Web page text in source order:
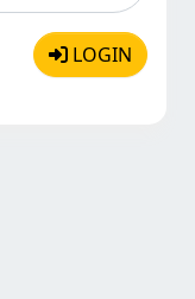
LOGIN